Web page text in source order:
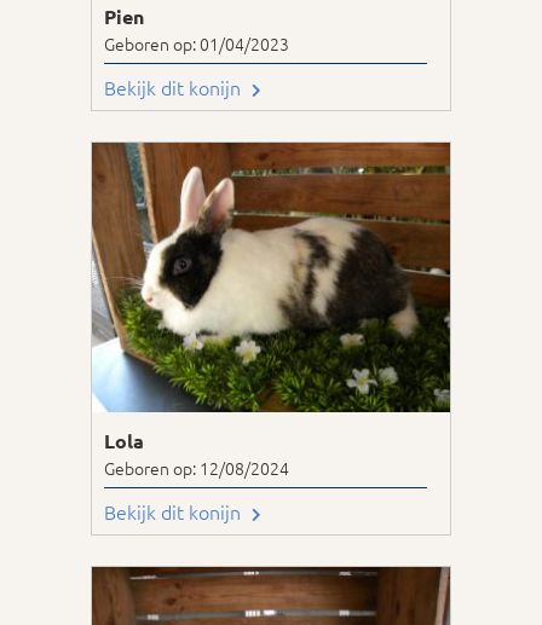
Pien
Geboren op: 01/04/2023
Bekijk dit konijn
Lola
Geboren op: 12/08/2024
Bekijk dit konijn